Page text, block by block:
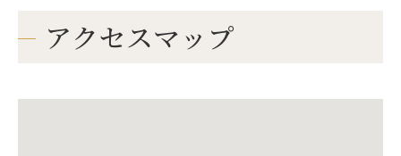
アクセスマップ